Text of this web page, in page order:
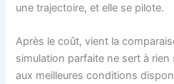
une trajectoire, et elle se pilote.
Après le coût, vient la
simulation parfaite ne sert à rien
aux meilleures conditions